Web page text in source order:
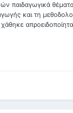
παιδαγωγικά
και τη